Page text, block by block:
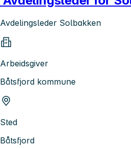
Avdelingsleder Solbakken
Arbeidsgiver
Båtsfjord kommune
Sted
Båtsfjord